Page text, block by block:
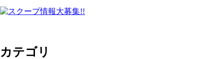
カテゴリ